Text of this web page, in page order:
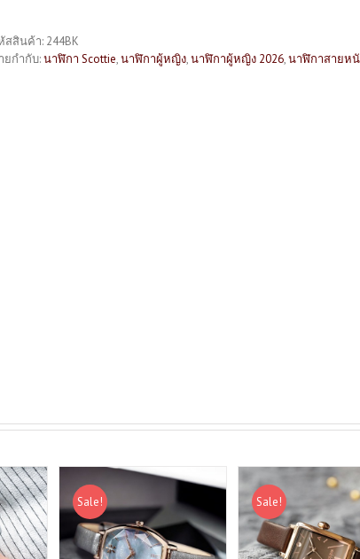
สสินค้า: 244BK
ยกำกับ:นาฬิกา Scottie,นาฬิกาผู้หญิง,นาฬิกาผู้หญิง 2026,นาฬิกาสายห
Sale! Sale!